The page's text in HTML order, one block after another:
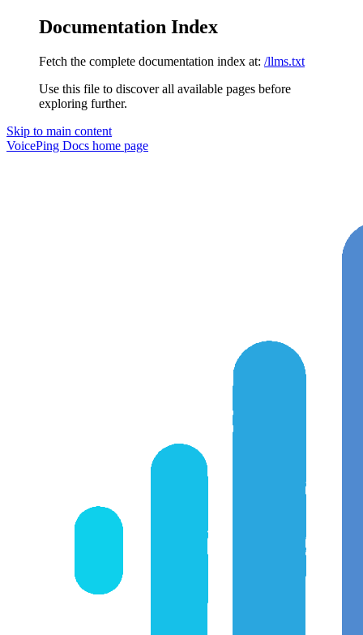
Documentation Index
Fetch the complete documentation index at: /llms.txt
Use this file to discover all available pages before
exploring further.
Skip to main content
VoicePing Docs home page